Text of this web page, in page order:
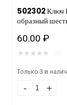
502302 Ключ
образный
60.00₽
★ ★ ★ ★ ★
Только 3 в